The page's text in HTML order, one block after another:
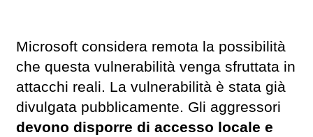
Microsoft considera remota la possibilità
che questa vulnerabilità venga sfruttata in
attacchi reali. La vulnerabilità è stata già
divulgata pubblicamente. Gli aggressori
devono disporre di accesso locale e